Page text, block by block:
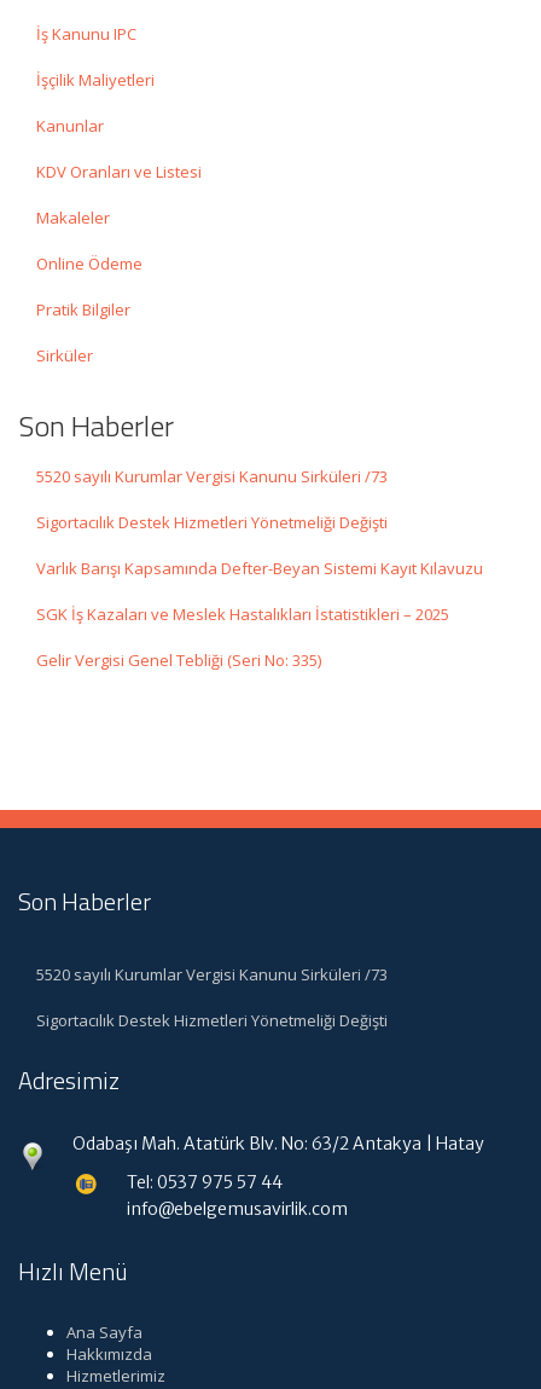
İş Kanunu IPC
İşçilik Maliyetleri
Kanunlar
KDV Oranları ve Listesi
Makaleler
Online Ödeme
Pratik Bilgiler
Sirküler
Son Haberler
5520 sayılı Kurumlar Vergisi Kanunu Sirküleri /73
Sigortacılık Destek Hizmetleri Yönetmeliği Değişti
Varlık Barışı Kapsamında Defter-Beyan Sistemi Kayıt Kılavuzu
SGK İş Kazaları ve Meslek Hastalıkları İstatistikleri – 2025
Gelir Vergisi Genel Tebliği (Seri No: 335)
Son Haberler
5520 sayılı Kurumlar Vergisi Kanunu Sirküleri /73
Sigortacılık Destek Hizmetleri Yönetmeliği Değişti
Adresimiz
Odabaşı Mah. Atatürk Blv. No: 63/2 Antakya | Hatay
Tel: 0537 975 57 44
info@ebelgemusavirlik.com
Hızlı Menü
Ana Sayfa
Hakkımızda
Hizmetlerimiz